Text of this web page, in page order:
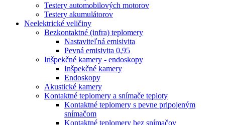
Testery automobilových motorov
Testery akumulátorov
Neelektrické veličiny
Bezkontaktné (infra) teplomery
Nastaviteľná emisivita
Pevná emisivita 0,95
Inšpekčné kamery - endoskopy
Inšpekčné kamery
Endoskopy
Akustické kamery
Kontaktné teplomery a snímače teploty
Kontaktné teplomery s pevne pripojeným
snímačom
Kontaktné teplomery bez snímačov